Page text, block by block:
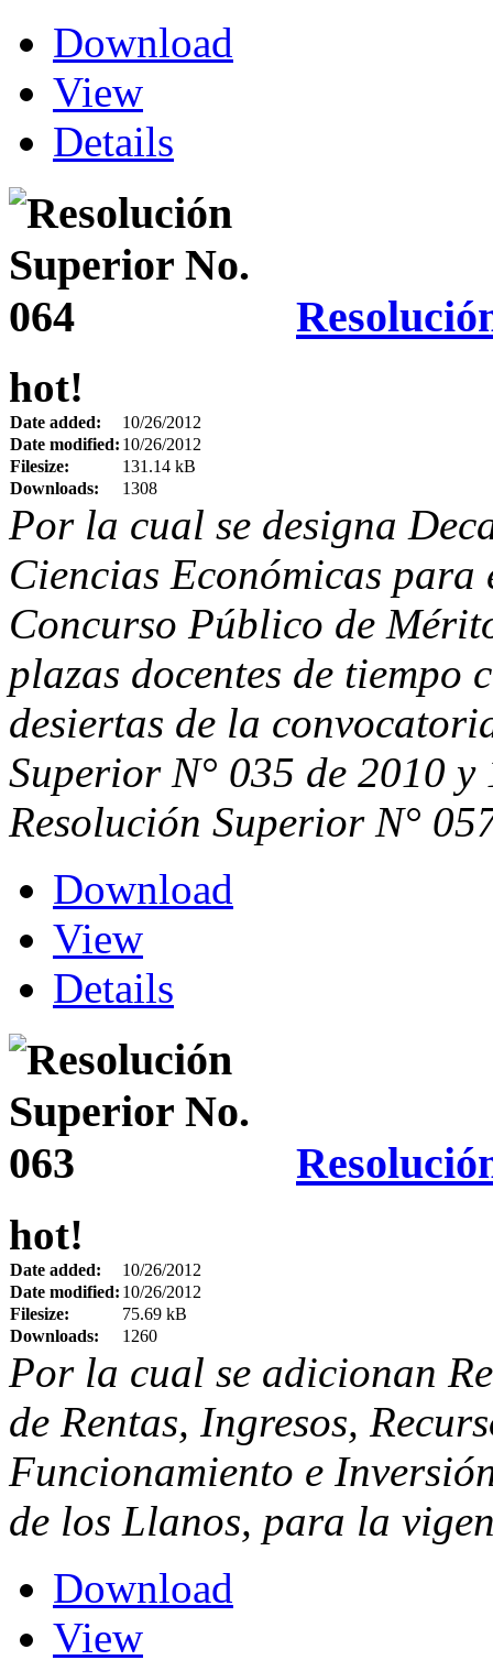
Download
View
Details
hot!
Date added:
10/26/2012
Date modified: 10/26/2012
Filesize:
131.14 kB
Downloads:
1308
Por la cual se designa
Ciencias Económicas
Concurso Público de
plazas docentes de tiempo
desiertas de la
Superior N° 035 de 2010
Resolución Superior N°
Download
View
Details
hot!
Date added:
10/26/2012
Date modified: 10/26/2012
Filesize:
75.69 kB
Downloads:
1260
Por la cual se adicionan
de Rentas, Ingresos,
Funcionamiento e
de los Llanos, para la
Download
View